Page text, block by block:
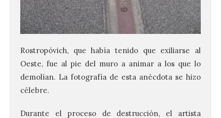
Rostropóvich, que había tenido que exiliarse al
Oeste, fue al pie del muro a animar a los que lo
demolían. La fotografía de esta anécdota se hizo
célebre.
Durante el proceso de destrucción, el artista